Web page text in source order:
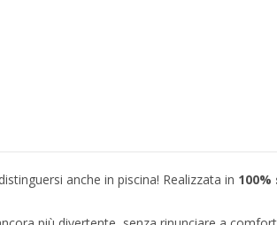
anche in piscina! Realizzata in